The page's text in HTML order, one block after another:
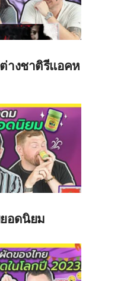
างชาติรีแอคห
อดนิยม